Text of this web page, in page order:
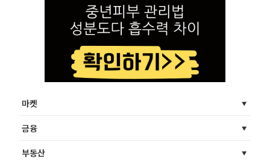
마켓
금융
부동산